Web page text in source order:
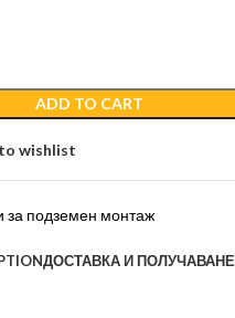
ADD TO CART
wishlist
за подземен монтаж
ДОСТАВКА И ПОЛУЧАВАНЕ